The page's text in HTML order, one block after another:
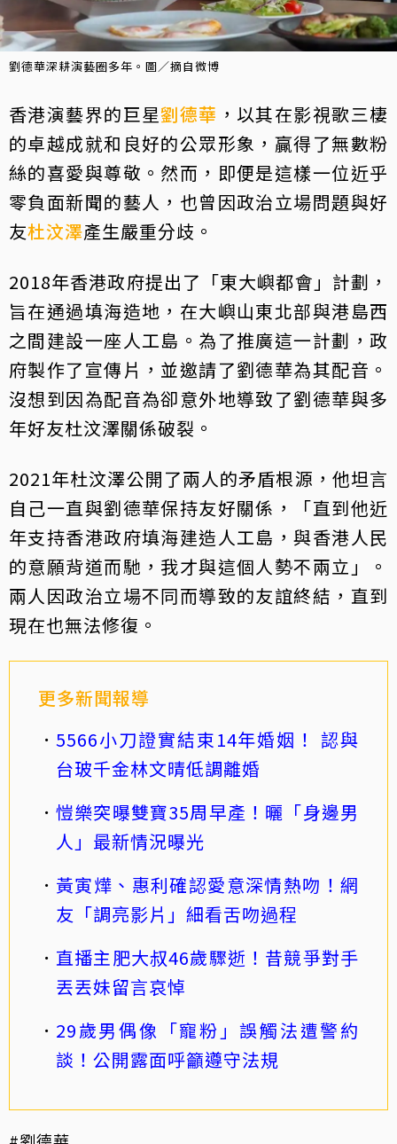
劉德華深耕演藝圈多年。圖／摘自微博
香港演藝界的巨星劉德華 ，以其在影視歌三棲
的卓越成就和良好的公眾形象，贏得了無數粉
絲的喜愛與尊敬。然而，即便是這樣一位近乎
零負面新聞的藝人，也曾因政治立場問題與好
友杜汶澤產生嚴重分歧。
2018年香港政府提出了「東大嶼都會」計劃，
旨在通過填海造地，在大嶼山東北部與港島西
之間建設一座人工島。為了推廣這一計劃，政
府製作了宣傳片，並邀請了劉德華為其配音。
沒想到因為配音為卻意外地導致了劉德華與多
年好友杜汶澤關係破裂。
2021年杜汶澤公開了兩人的矛盾根源，他坦言
自己一直與劉德華保持友好關係，「直到他近
年支持香港政府填海建造人工島，與香港人民
的意願背道而馳，我才與這個人勢不兩立」。
兩人因政治立場不同而導致的友誼終結，直到
現在也無法修復。
更多新聞報導
5566小刀證實結束14年婚姻！ 認與
台玻千金林文晴低調離婚
愷樂突曝雙寶35周早產！曬「身邊男
人」最新情況曝光
黃寅燁、惠利確認愛意深情熱吻！網
友「調亮影片」細看舌吻過程
直播主肥大叔46歲驟逝！昔競爭對手
丟丟妹留言哀悼
29歲男偶像「寵粉」誤觸法遭警約
談！公開露面呼籲遵守法規